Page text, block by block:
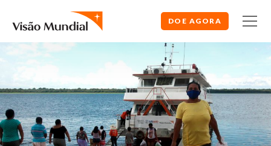
DOE AGORA